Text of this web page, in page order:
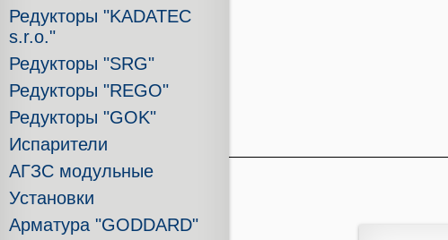
Редукторы "KADATEC
s.r.o."
Редукторы "SRG"
Редукторы "REGO"
Редукторы "GOK"
Испарители
АГЗС модульные
Установки
Арматура "GODDARD"